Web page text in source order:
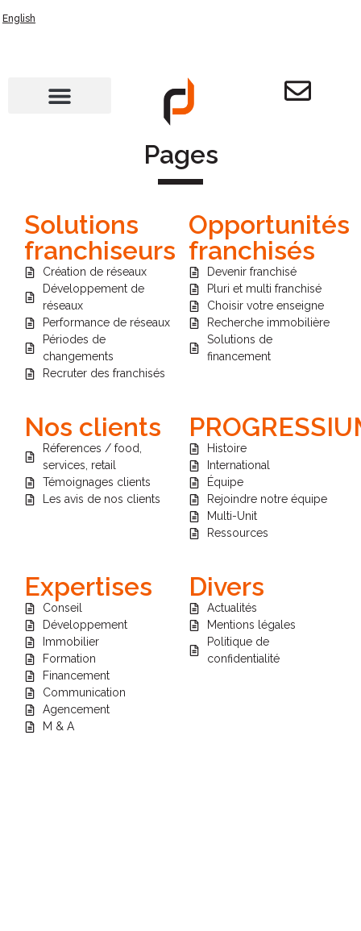
English
Pages
Solutions
franchiseurs
Création de réseaux
Développement de
réseaux
Performance de réseaux
Périodes de
changements
Recruter des franchisés
Opportunités
franchisés
Devenir franchisé
Pluri et multi franchisé
Choisir votre enseigne
Recherche immobilière
Solutions de
financement
Nos clients
Réferences / food,
services, retail
Témoignages clients
Les avis de nos clients
Histoire
International
Équipe
Rejoindre notre équipe
Multi-Unit
Ressources
Expertises
Conseil
Développement
Immobilier
Formation
Financement
Communication
Agencement
M & A
Divers
Actualités
Mentions légales
Politique de
confidentialité